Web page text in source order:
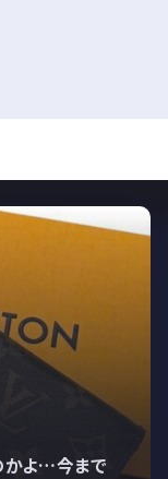
かよ…今まで